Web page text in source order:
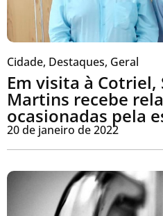
Cidade, Destaques, Geral
Em visita à Cotriel,
Martins recebe
ocasionadas pela
20 de janeiro de 2022